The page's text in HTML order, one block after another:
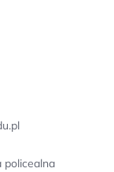
policealna